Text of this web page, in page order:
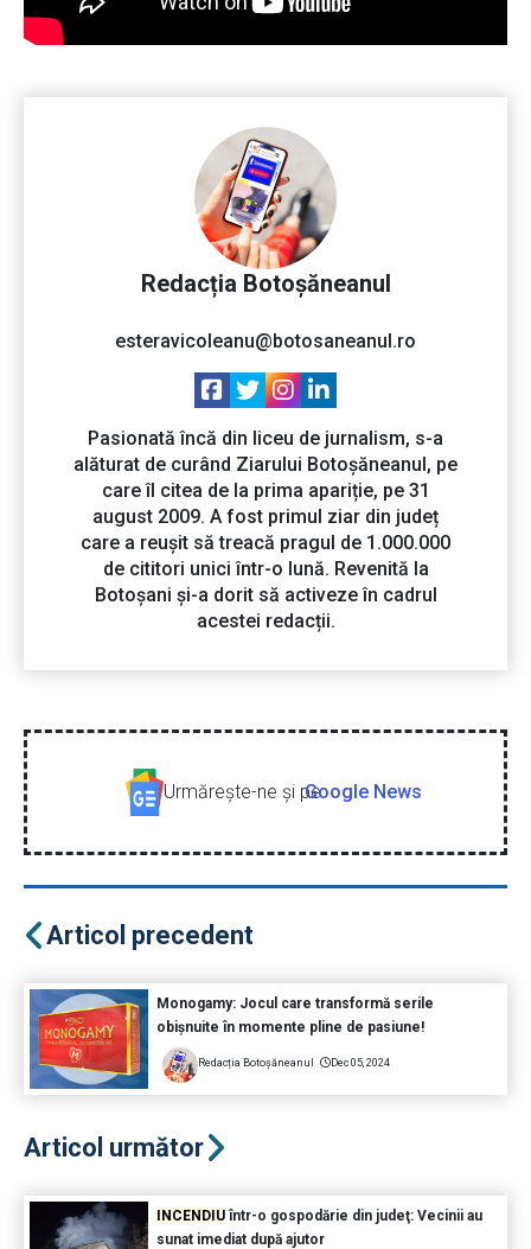
Redacția Botoșăneanul
esteravicoleanu@botosaneanul.ro
Pasionată încă din liceu de jurnalism, s-a
alăturat de curând Ziarului Botoșăneanul, pe
care îl citea de la prima apariție, pe 31
august 2009. A fost primul ziar din județ
care a reușit să treacă pragul de 1.000.000
de cititori unici într-o lună. Revenită la
Botoșani și-a dorit să activeze în cadrul
acestei redacții.
Urmăreşte-ne şi peGoogle News
Articol precedent
Monogamy: Jocul care transformă serile
obișnuite în momente pline de pasiune!
Redacția Botoșăneanul Dec 05, 2024
Articol următor
INCENDIUîntr-o gospodărie din judeţ: Vecinii au
sunat imediat după ajutor